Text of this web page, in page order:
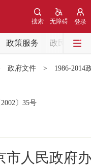
登录
无障碍
搜索
政策服务
政民互动
政府文件 > 1986-2014
2002〕 35号
市人民政府